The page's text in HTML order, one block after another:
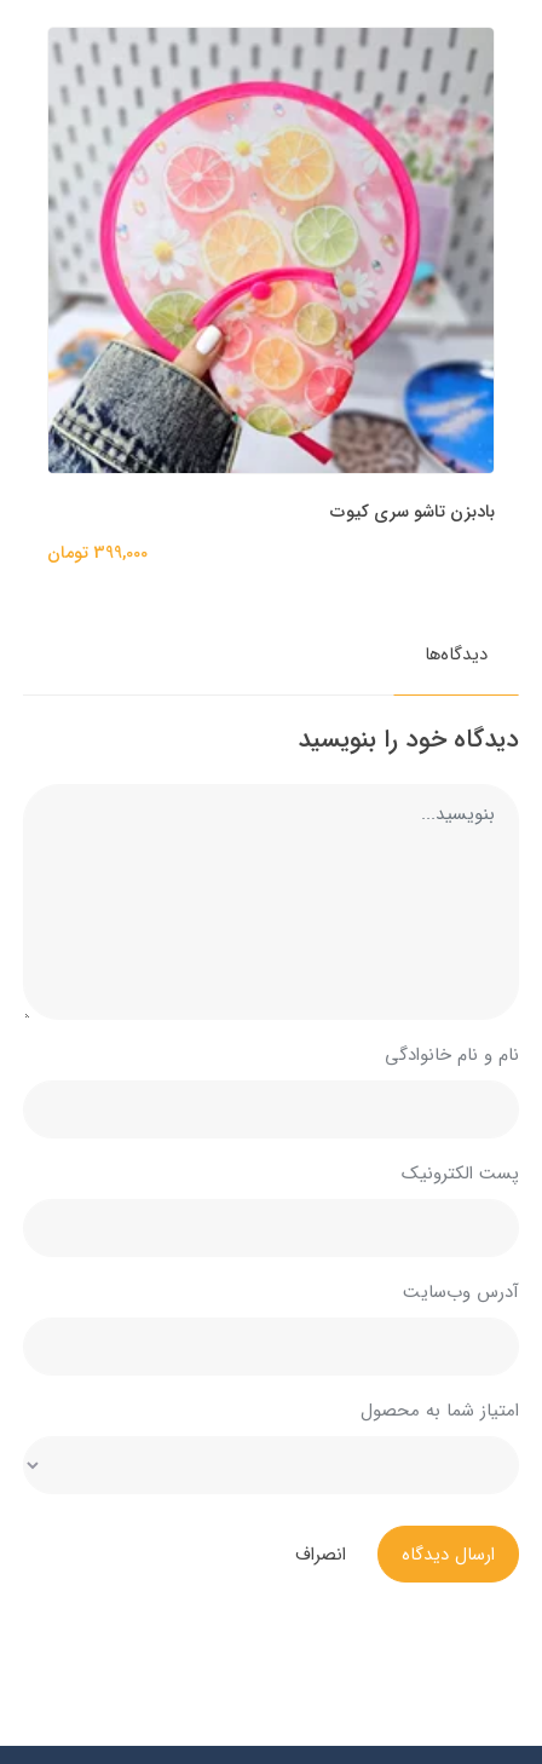
بادبزن تاشو سری کیوت
399,000 تومان
دیدگاه‌ها
دیدگاه خود را بنویسید
نام و نام خانوادگی
پست الکترونیک
آدرس وب‌سایت
امتیاز شما به محصول
ارسال دیدگاه انصراف